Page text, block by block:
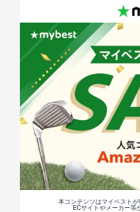
本コンテンツはマイベストが
ECサイトやメーカー等